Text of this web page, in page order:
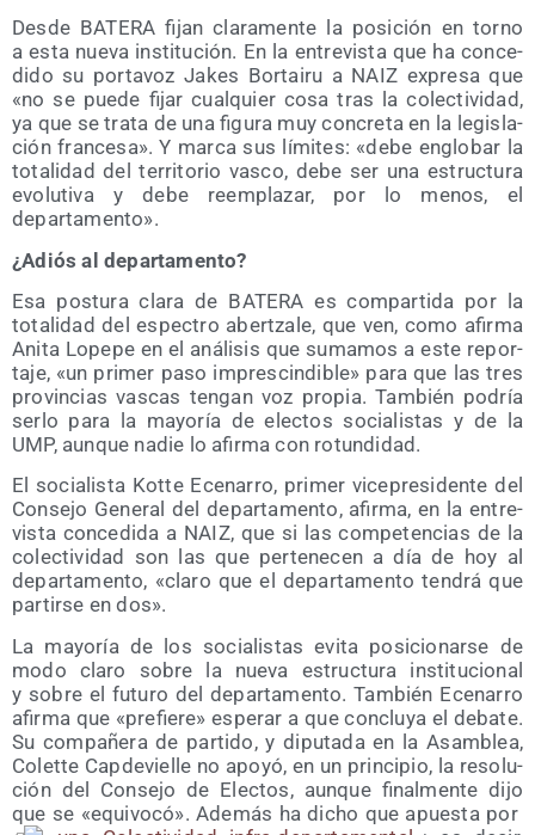
Des­de BATERA fijan cla­ra­men­te la posi­ción en torno
a esta nue­va ins­ti­tu­ción. En la entre­vis­ta que ha con­ce­
di­do su por­ta­voz Jakes Bor­tai­ru a NAIZ expre­sa que
«no se pue­de fijar cual­quier cosa tras la colec­ti­vi­dad,
ya que se tra­ta de una figu­ra muy con­cre­ta en la legis­la­
ción fran­ce­sa». Y mar­ca sus lími­tes: «debe englo­bar la
tota­li­dad del terri­to­rio vas­co, debe ser una estruc­tu­ra
evo­lu­ti­va y debe reem­pla­zar, por lo menos, el
departamento».
¿Adiós al departamento?
Esa pos­tu­ra cla­ra de BATERA es com­par­ti­da por la
tota­li­dad del espec­tro aber­tza­le, que ven, como afir­ma
Ani­ta Lope­pe en el aná­li­sis que suma­mos a este repor­
ta­je, «un pri­mer paso impres­cin­di­ble» para que las tres
pro­vin­cias vas­cas ten­gan voz pro­pia. Tam­bién podría
ser­lo para la mayo­ría de elec­tos socia­lis­tas y de la
UMP, aun­que nadie lo afir­ma con rotundidad.
El socia­lis­ta Kot­te Ece­na­rro, pri­mer vice­pre­si­den­te del
Con­se­jo Gene­ral del depar­ta­men­to, afir­ma, en la entre­
vis­ta con­ce­di­da a NAIZ, que si las com­pe­ten­cias de la
colec­ti­vi­dad son las que per­te­ne­cen a día de hoy al
depar­ta­men­to, «cla­ro que el depar­ta­men­to ten­drá que
par­tir­se en dos».
La mayo­ría de los socia­lis­tas evi­ta posi­cio­nar­se de
modo cla­ro sobre la nue­va estruc­tu­ra ins­ti­tu­cio­nal
y sobre el futu­ro del depar­ta­men­to. Tam­bién Ece­na­rro
afir­ma que «pre­fie­re» espe­rar a que con­clu­ya el deba­te.
Su com­pa­ñe­ra de par­ti­do, y dipu­tada en la Asam­blea,
Colet­te Cap­de­vie­lle no apo­yó, en un prin­ci­pio, la reso­lu­
ción del Con­se­jo de Elec­tos, aun­que final­men­te dijo
que se «equi­vo­có». Ade­más ha dicho que apues­ta por